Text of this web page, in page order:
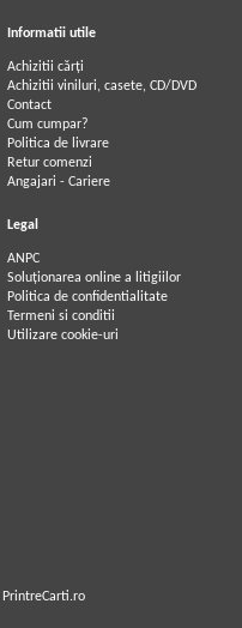
Informatii utile
Achizitii cărți
Achizitii viniluri, casete, CD/DVD
Contact
Cum cumpar?
Politica de livrare
Retur comenzi
Angajari - Cariere
Legal
ANPC
Soluționarea online a litigiilor
Politica de confidentialitate
Termeni si conditii
Utilizare cookie-uri
PrintreCarti.ro